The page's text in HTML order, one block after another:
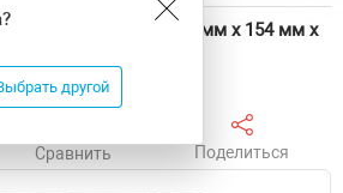
?
другой
Arlight GERA 58918 74 мм х 154 мм х
Сравнить Поделиться